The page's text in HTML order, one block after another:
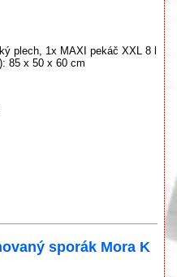
plech, 1x MAXI pekáč XXL 8 l
85 x 50 x 60 cm
sporák Mora K